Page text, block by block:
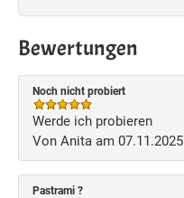
Bewertungen
Noch nicht probiert
Werde ich probieren
Von Anita am 07.11.2025
Pastrami ?